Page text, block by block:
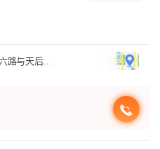
南山区招商街道赤湾片区赤湾六路与天后宫路交汇处以东